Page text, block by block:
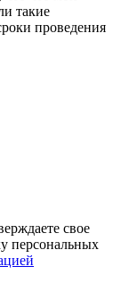
такие
проведения
свое
персональных